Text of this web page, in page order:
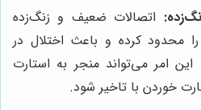
اتصالات ضعیف و زنگ‌زده
محدود کرده و باعث اختلال در
امر می‌تواند منجر به استارت
خوردن با تاخیر شود.